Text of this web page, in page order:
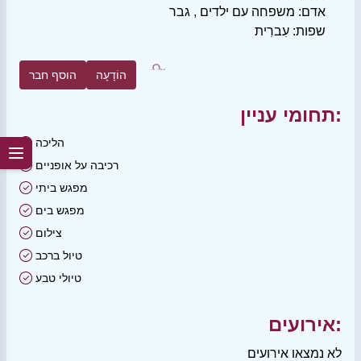
אדם: משפחה עם ילדים , גבר
שפות: עִברִית
הוסף חבר הוֹדָעָה
תחומי עניין:
הליכה
רכיבה על אופניים
מפגש ביתי
מפגש בים
צילום
טיול ברכב
טיולי טבע
אירועים:
לא נמצאו אירועים